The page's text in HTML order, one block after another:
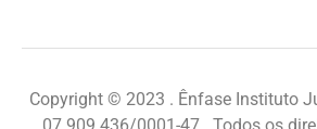
Copyright © 2023 . Ênfase Instituto